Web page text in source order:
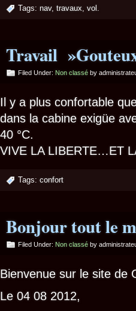
Tags: nav, travaux vol.
Travail
Filed Under: Non classé by
Il y a plus confortable
dans la cabine exigüe
40 °C.
VIVE LA LIBERTE…ET
Tags: confort
Bonjour tout le
Filed Under: Non classé by
Bienvenue sur le site de
Le 04 08 2012,